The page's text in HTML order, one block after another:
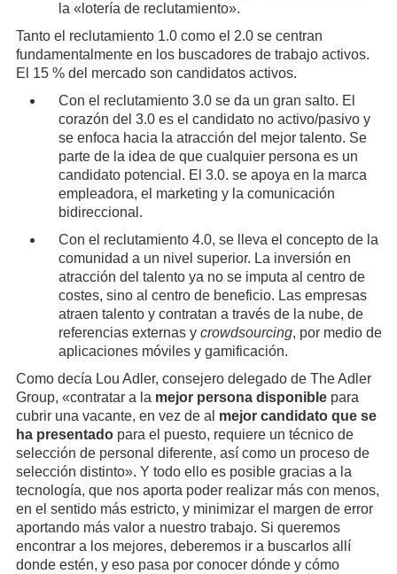
la «lotería de reclutamiento».
Tanto el reclutamiento 1.0 como el 2.0 se centran
fundamentalmente en los buscadores de trabajo activos.
El 15 % del mercado son candidatos activos.
Con el reclutamiento 3.0 se da un gran salto. El
corazón del 3.0 es el candidato no activo/pasivo y
se enfoca hacia la atracción del mejor talento. Se
parte de la idea de que cualquier persona es un
candidato potencial. El 3.0. se apoya en la marca
empleadora, el marketing y la comunicación
bidireccional.
Con el reclutamiento 4.0, se lleva el concepto de la
comunidad a un nivel superior. La inversión en
atracción del talento ya no se imputa al centro de
costes, sino al centro de beneficio. Las empresas
atraen talento y contratan a través de la nube, de
referencias externas y crowdsourcing, por medio de
aplicaciones móviles y gamificación.
Como decía Lou Adler, consejero delegado de The Adler
Group, «contratar a la mejor persona disponiblepara
cubrir una vacante, en vez de al mejor candidato que se
ha presentadopara el puesto, requiere un técnico de
selección de personal diferente, así como un proceso de
selección distinto». Y todo ello es posible gracias a la
tecnología, que nos aporta poder realizar más con menos,
en el sentido más estricto, y minimizar el margen de error
aportando más valor a nuestro trabajo. Si queremos
encontrar a los mejores, deberemos ir a buscarlos allí
donde estén, y eso pasa por conocer dónde y cómo